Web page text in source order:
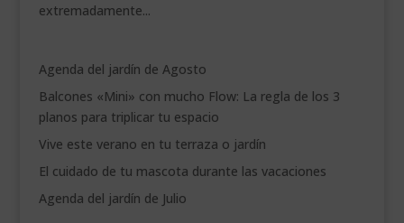
extremadamente...
Agenda del jardín de Agosto
Balcones «Mini» con mucho Flow: La regla de los 3
planos para triplicar tu espacio
Vive este verano en tu terraza o jardín
El cuidado de tu mascota durante las vacaciones
Agenda del jardín de Julio